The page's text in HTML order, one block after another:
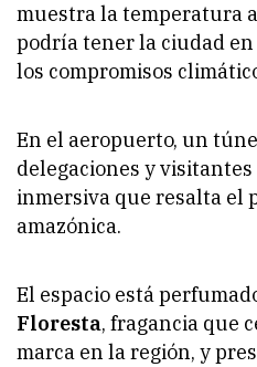
muestra la temperatura
podría tener la ciudad
los compromisos
En el aeropuerto, un
delegaciones y
inmersiva que resalta el
amazónica.
El espacio está
Floresta, fragancia que
marca en la región, y